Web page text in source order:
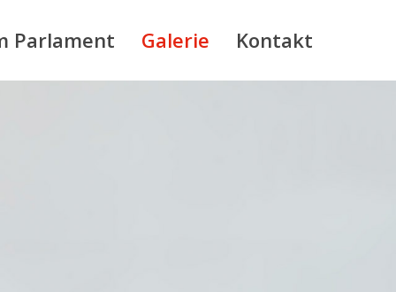
Parlament Galerie Kontakt